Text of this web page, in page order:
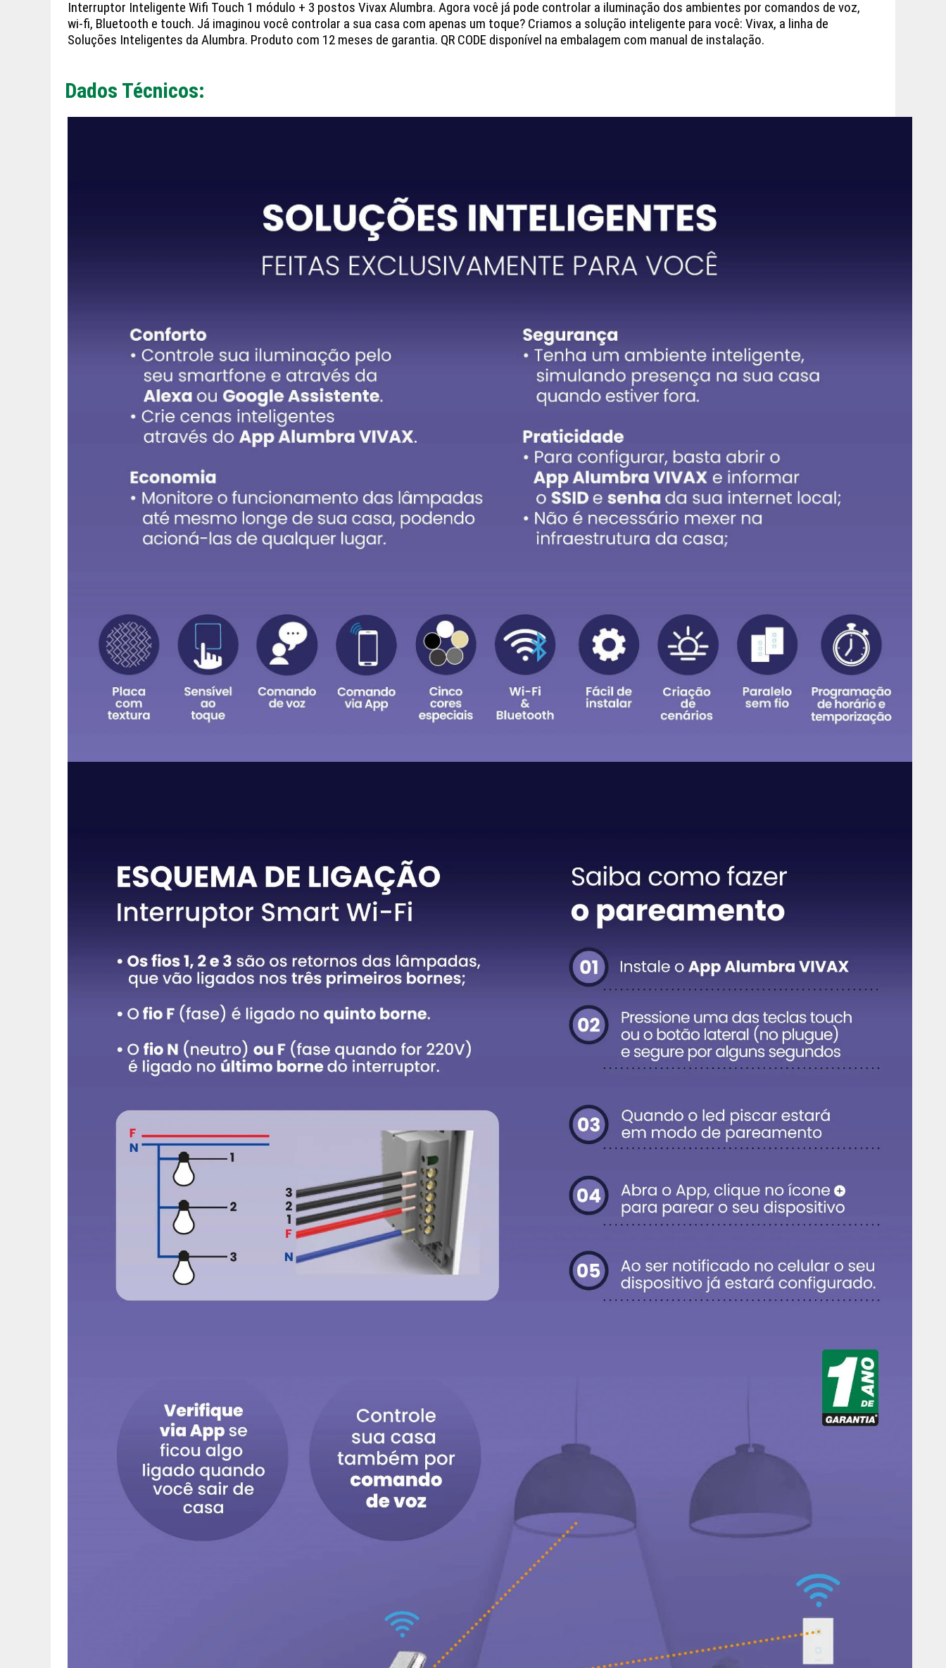
Interruptor Inteligente Wifi Touch 1 módulo + 3 postos Vivax Alumbra. Agora você já pode controlar a iluminação dos ambientes por comandos de voz,
wi-fi, Bluetooth e touch. Já imaginou você controlar a sua casa com apenas um toque? Criamos a solução inteligente para você: Vivax, a linha de
Soluções Inteligentes da Alumbra. Produto com 12 meses de garantia. QR CODE disponível na embalagem com manual de instalação.
Dados Técnicos: